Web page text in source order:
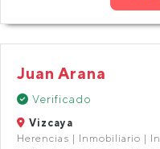
Juan Arana
Verificado
Vizcaya
Herencias | Inmobiliario |